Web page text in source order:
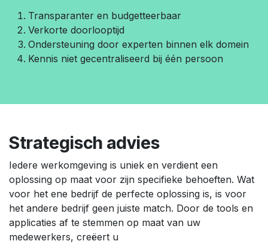
Transparanter en budgetteerbaar
Verkorte doorlooptijd
Ondersteuning door experten binnen elk domein
Kennis niet gecentraliseerd bij één persoon
Strategisch advies
Iedere werkomgeving is uniek en verdient een
oplossing op maat voor zijn specifieke behoeften. Wat
voor het ene bedrijf de perfecte oplossing is, is voor
het andere bedrijf geen juiste match. Door de tools en
applicaties af te stemmen op maat van uw
medewerkers, creëert u